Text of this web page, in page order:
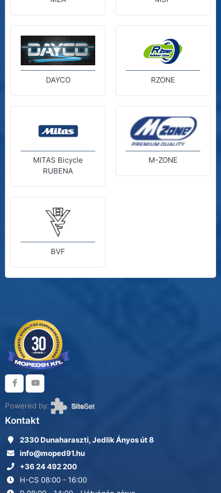
DAYCO RZONE
MITAS Bicycle
RUBENA
M-ZONE
BVF
Powered by:
Kontakt
2330 Dunaharaszti, Jedlik Ányos út 8
info@moped91.hu
+36 24 492 200
H-CS 08:00 - 16:00